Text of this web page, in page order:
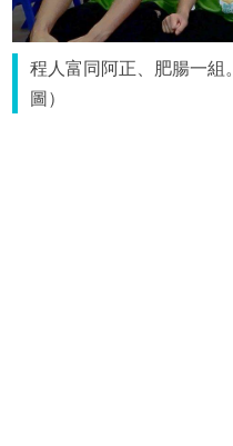
程人富同阿正、肥腸一
圖）